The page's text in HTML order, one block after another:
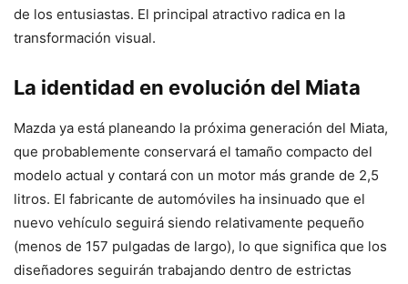
de los entusiastas. El principal atractivo radica en la
transformación visual.
La identidad en evolución del Miata
Mazda ya está planeando la próxima generación del Miata,
que probablemente conservará el tamaño compacto del
modelo actual y contará con un motor más grande de 2,5
litros. El fabricante de automóviles ha insinuado que el
nuevo vehículo seguirá siendo relativamente pequeño
(menos de 157 pulgadas de largo), lo que significa que los
diseñadores seguirán trabajando dentro de estrictas